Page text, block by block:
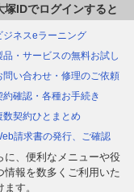
塚IDでログインすると
ジネスeラーニング
品・サービスの無料お試し
問い合わせ・修理のご依頼
約確認・各種お手続き
数契約ひとまとめ
請求書の発行、ご確認
に、便利なメニューや役
情報を数多くご利用いた
ます。